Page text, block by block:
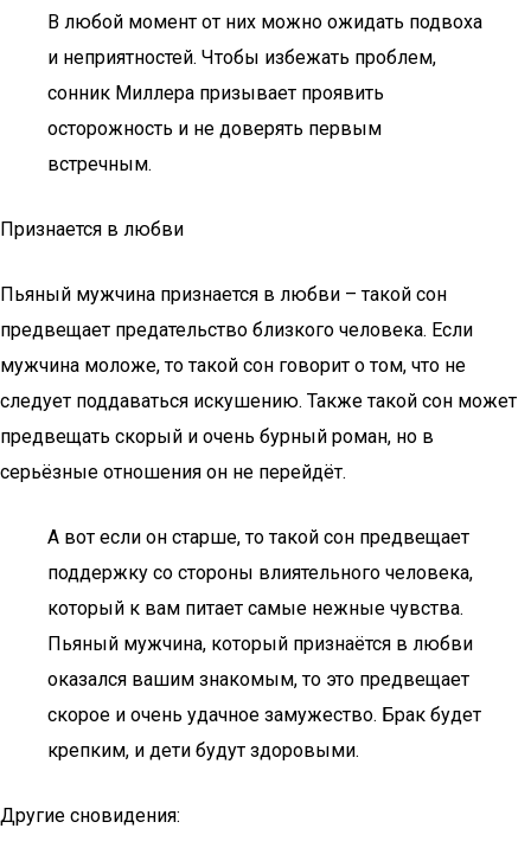
В любой момент от них можно ожидать подвоха
и неприятностей. Чтобы избежать проблем,
сонник Миллера призывает проявить
осторожность и не доверять первым
встречным.
Признается в любви
Пьяный мужчина признается в любви – такой сон
предвещает предательство близкого человека. Если
мужчина моложе, то такой сон говорит о том, что не
следует поддаваться искушению. Также такой сон может
предвещать скорый и очень бурный роман, но в
серьёзные отношения он не перейдёт.
А вот если он старше, то такой сон предвещает
поддержку со стороны влиятельного человека,
который к вам питает самые нежные чувства.
Пьяный мужчина, который признаётся в любви
оказался вашим знакомым, то это предвещает
скорое и очень удачное замужество. Брак будет
крепким, и дети будут здоровыми.
Другие сновидения: